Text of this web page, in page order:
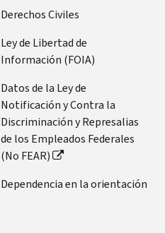
Derechos Civiles
Ley de Libertad de
Información (FOIA)
Datos de la Ley de
Notificación y Contra la
Discriminación y Represalias
de los Empleados Federales
(No FEAR)
Dependencia en la orientación